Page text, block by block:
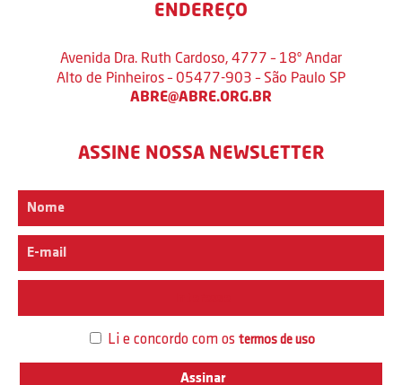
ENDEREÇO
Avenida Dra. Ruth Cardoso, 4777 – 18º Andar
Alto de Pinheiros – 05477-903 – São Paulo SP
ABRE@ABRE.ORG.BR
ASSINE NOSSA NEWSLETTER
Li e concordo com os termos de uso